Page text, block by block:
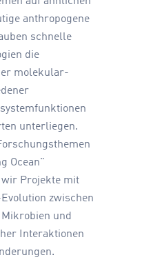
anthropogene
schnelle
die
molekular-
unterliegen.
Ocean"
Projekte mit
zwischen
und
Interaktionen